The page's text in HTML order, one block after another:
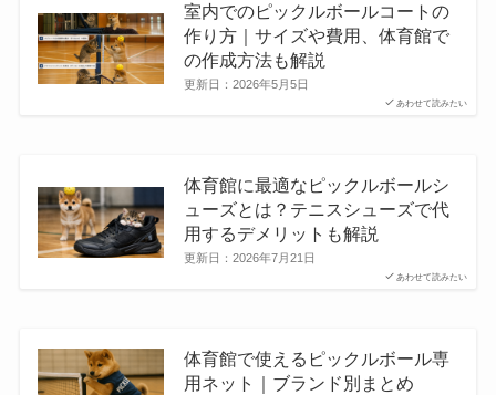
あわせて読みたい
室内でのピックルボールコートの
作り方｜サイズや費用、体育館で
の作成方法も解説
更新日： 2026年5月5日
あわせて読みたい
体育館に最適なピックルボールシ
ューズとは？テニスシューズで代
用するデメリットも解説
更新日： 2026年7月21日
体育館で使えるピックルボール専
用ネット｜ブランド別まとめ